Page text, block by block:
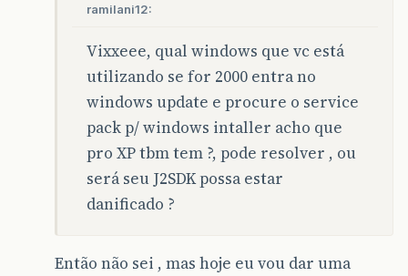
ramilani12:
Vixxeee, qual windows que vc está
utilizando se for 2000 entra no
windows update e procure o service
pack p/ windows intaller acho que
pro XP tbm tem ?, pode resolver , ou
será seu J2SDK possa estar
danificado ?
Então não sei , mas hoje eu vou dar uma